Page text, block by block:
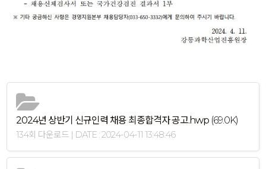
2024년 상반기 신규인력 채용 최종합격자 공고.hwp (69.0K)
134회 다운로드 | DATE : 2024-04-11 13:48:46